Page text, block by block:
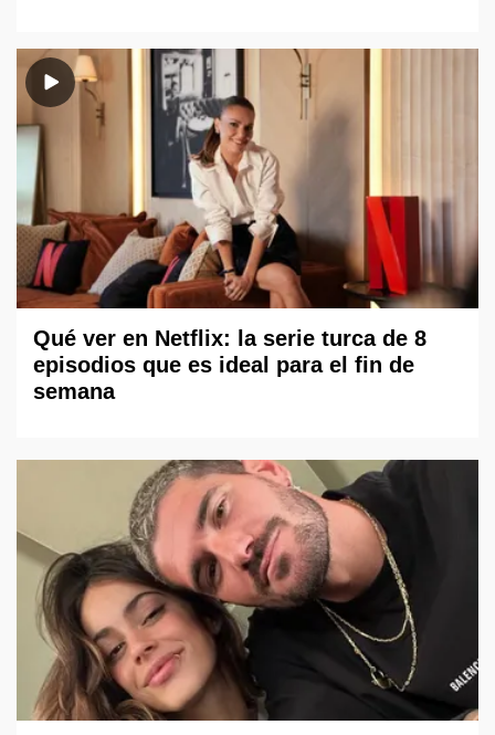
Qué ver en Netflix: la serie turca de 8
episodios que es ideal para el fin de
semana